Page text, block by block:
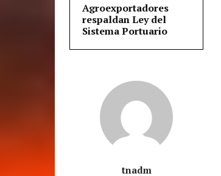
Agroexportadores
respaldan Ley del
Sistema Portuario
tnadm